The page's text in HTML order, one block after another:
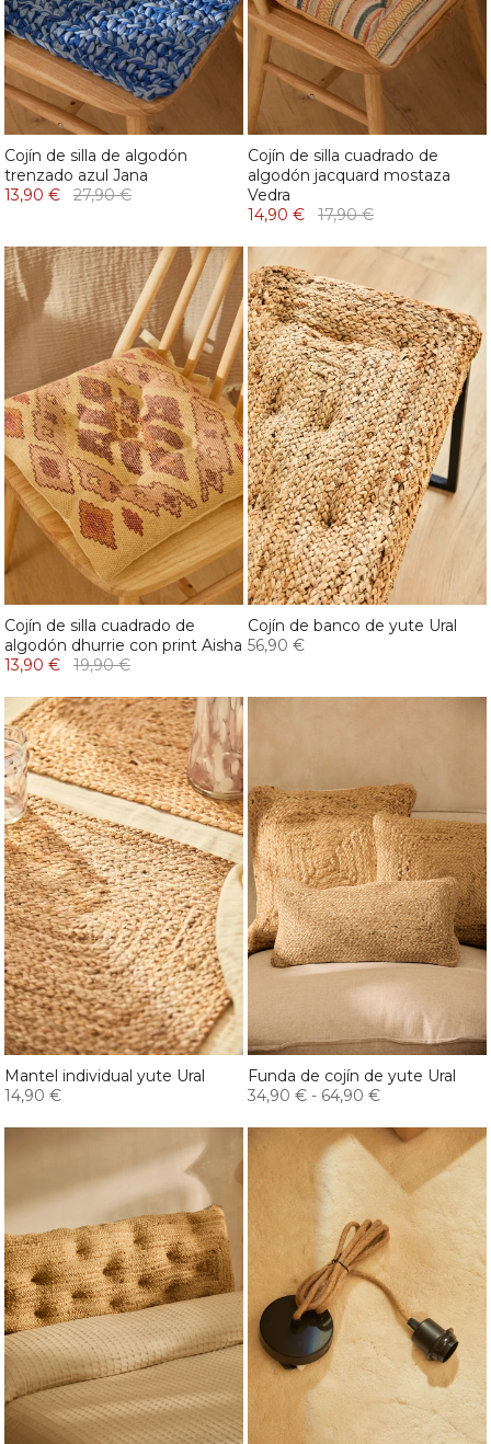
Cojín de silla de algodón
trenzado azul Jana
13,90 €
27,90 €
Cojín de silla cuadrado de
algodón jacquard mostaza
Vedra
14,90 €
17,90 €
Cojín de silla cuadrado de
algodón dhurrie con print Aisha
13,90 €
19,90 €
Cojín de banco de yute Ural
56,90 €
Mantel individual yute Ural
14,90 €
Funda de cojín de yute Ural
34,90 € - 64,90 €